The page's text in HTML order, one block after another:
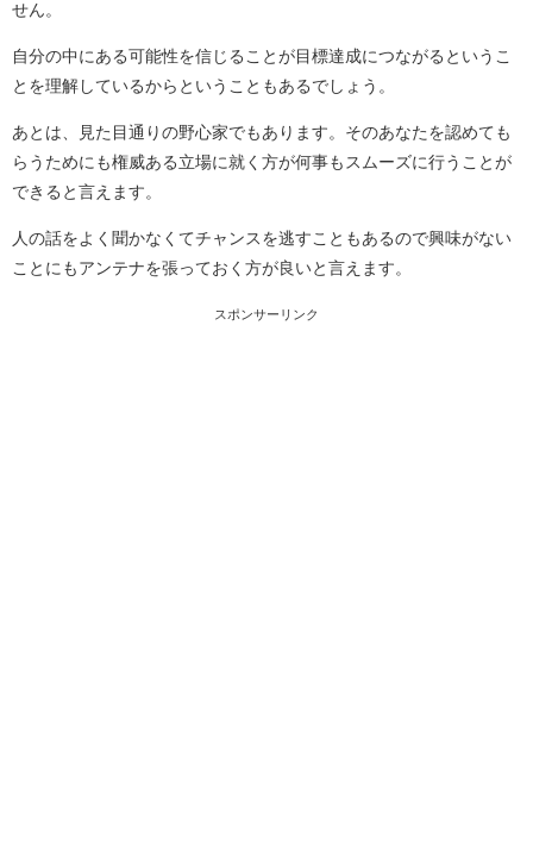
せん。
自分の中にある可能性を信じることが目標達成につながるというこ
とを理解しているからということもあるでしょう。
あとは、見た目通りの野心家でもあります。そのあなたを認めても
らうためにも権威ある立場に就く方が何事もスムーズに行うことが
できると言えます。
人の話をよく聞かなくてチャンスを逃すこともあるので興味がない
ことにもアンテナを張っておく方が良いと言えます。
スポンサーリンク